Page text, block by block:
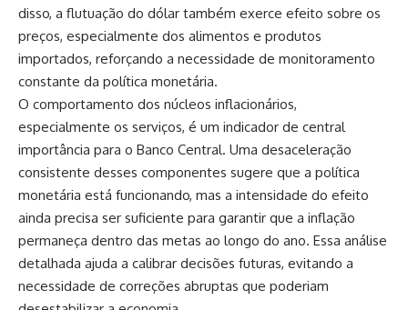
disso, a flutuação do dólar também exerce efeito sobre os
preços, especialmente dos alimentos e produtos
importados, reforçando a necessidade de monitoramento
constante da política monetária.
O comportamento dos núcleos inflacionários,
especialmente os serviços, é um indicador de central
importância para o Banco Central. Uma desaceleração
consistente desses componentes sugere que a política
monetária está funcionando, mas a intensidade do efeito
ainda precisa ser suficiente para garantir que a inflação
permaneça dentro das metas ao longo do ano. Essa análise
detalhada ajuda a calibrar decisões futuras, evitando a
necessidade de correções abruptas que poderiam